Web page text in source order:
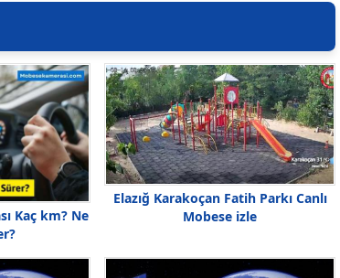
Kaç km? Ne
Elazığ Karakoçan Fatih Parkı Canlı
Mobese izle